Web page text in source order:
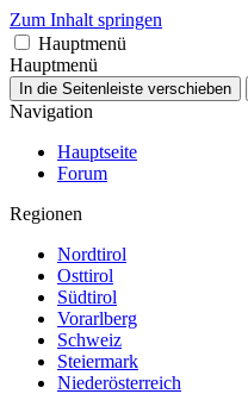
Zum Inhalt springen
Hauptmenü
Hauptmenü
In die Seitenleiste verschieben
Navigation
Hauptseite
Forum
Regionen
Nordtirol
Osttirol
Südtirol
Vorarlberg
Schweiz
Steiermark
Niederösterreich